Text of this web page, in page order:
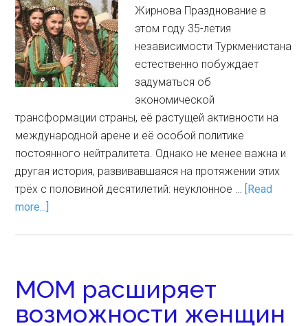
Жирнова Празднование в
этом году 35-летия
независимости Туркменистана
естественно побуждает
задуматься об
экономической
трансформации страны, её растущей активности на
международной арене и её особой политике
постоянного нейтралитета. Однако не менее важна и
другая история, развивавшаяся на протяжении этих
трёх с половиной десятилетий: неуклонное … [Read
more...]
МОМ расширяет
возможности женщин